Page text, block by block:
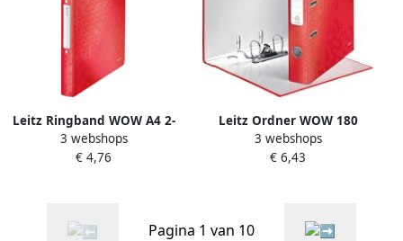
Leitz Ringband WOW A4 2-
rings O-mechaniek 25mm
PP rood
3 webshops
€ 4,76
Leitz Ordner WOW 180
gelamineerd 50mm A4 rood
3 webshops
€ 6,43
Pagina 1 van 10